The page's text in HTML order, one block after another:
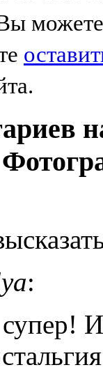
можете
: